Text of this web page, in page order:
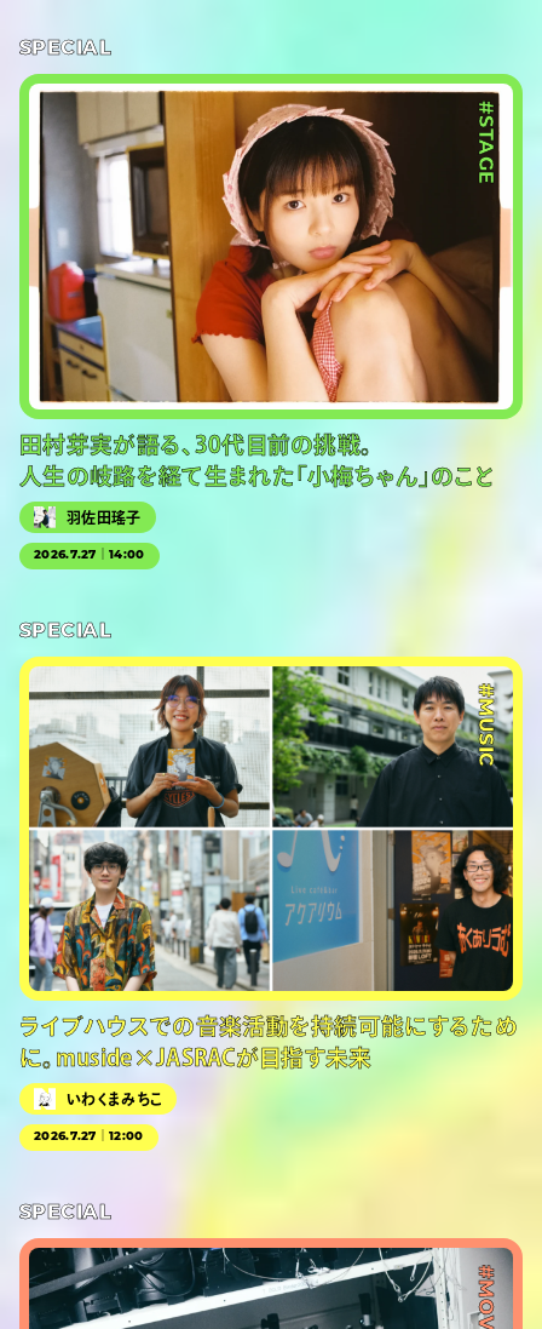
SPECIAL
#STAGE
田村芽実が語る、30代目前の挑戦。
人生の岐路を経て生まれた「小梅ちゃん」のこと
羽佐田瑤子
2026.7.27｜14:00
SPECIAL
#MUSIC
ライブハウスでの音楽活動を持続可能にするため
に。muside×JASRACが目指す未来
いわくまみちこ
2026.7.27｜12:00
SPECIAL
#MOVIE